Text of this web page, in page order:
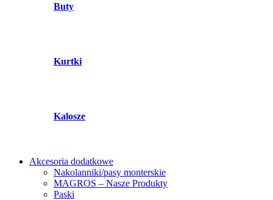
Buty
Kurtki
Kalosze
Akcesoria dodatkowe
Nakolanniki/pasy monterskie
MAGROS – Nasze Produkty
Paski